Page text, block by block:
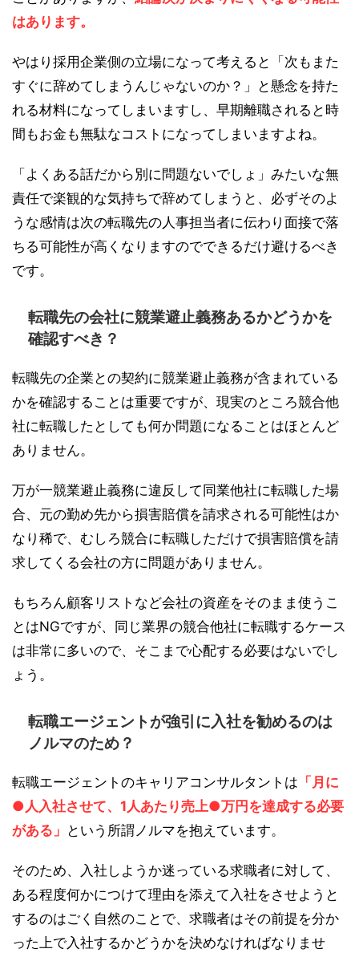
はあります。
やはり採用企業側の立場になって考えると「次もまた
すぐに辞めてしまうんじゃないのか？」と懸念を持た
れる材料になってしまいますし、早期離職されると時
間もお金も無駄なコストになってしまいますよね。
「よくある話だから別に問題ないでしょ」みたいな無
責任で楽観的な気持ちで辞めてしまうと、必ずそのよ
うな感情は次の転職先の人事担当者に伝わり面接で落
ちる可能性が高くなりますのでできるだけ避けるべき
です。
転職先の会社に競業避止義務あるかどうかを
確認すべき？
転職先の企業との契約に競業避止義務が含まれている
かを確認することは重要ですが、現実のところ競合他
社に転職したとしても何か問題になることはほとんど
ありません。
万が一競業避止義務に違反して同業他社に転職した場
合、元の勤め先から損害賠償を請求される可能性はか
なり稀で、むしろ競合に転職しただけで損害賠償を請
求してくる会社の方に問題がありません。
もちろん顧客リストなど会社の資産をそのまま使うこ
とはNGですが、同じ業界の競合他社に転職するケース
は非常に多いので、そこまで心配する必要はないでし
ょう。
転職エージェントが強引に入社を勧めるのは
ノルマのため？
転職エージェントのキャリアコンサルタントは 「月に
●人入社させて、1人あたり売上●万円を達成する必要
がある」 という所謂ノルマを抱えています。
そのため、入社しようか迷っている求職者に対して、
ある程度何かにつけて理由を添えて入社をさせようと
するのはごく自然のことで、求職者はその前提を分か
った上で入社するかどうかを決めなければなりませ